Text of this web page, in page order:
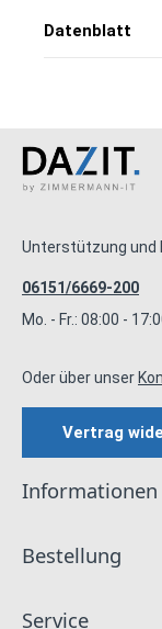
Datenblatt
Unterstützung und
06151/6669-200
Mo. - Fr.: 08:00 -
Oder über unser
Vertrag
Informationen
Bestellung
Service